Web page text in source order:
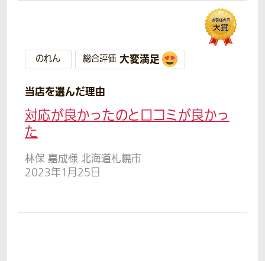
のれん 総合評価 大変満足
当店を選んだ理由
対応が良かったのと口コミが良かっ
た
林保 嘉成様 北海道札幌市
2023年1月25日